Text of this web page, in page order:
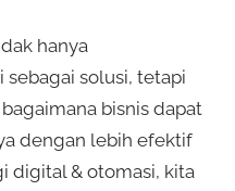
hanya
solusi, tetapi
bisnis dapat
dengan lebih efektif
digital & otomasi, kita